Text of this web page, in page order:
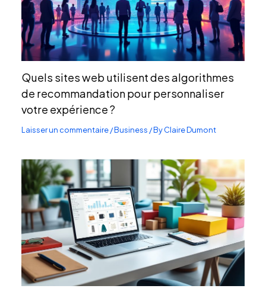
Quels sites web utilisent des algorithmes
de recommandation pour personnaliser
votre expérience ?
Laisser un commentaire/Business / ByClaire Dumont